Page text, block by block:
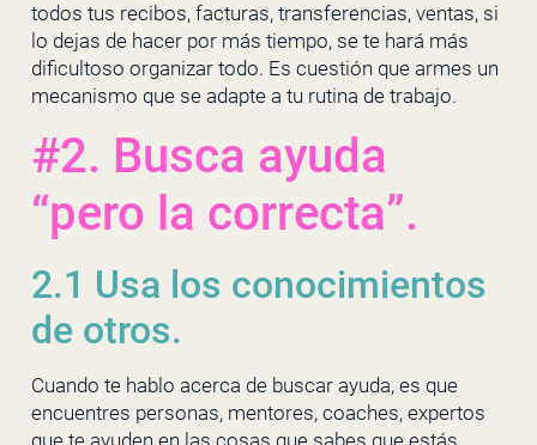
todos tus recibos, facturas, transferencias, ventas, si
lo dejas de hacer por más tiempo, se te hará más
dificultoso organizar todo. Es cuestión que armes un
mecanismo que se adapte a tu rutina de trabajo.
#2. Busca ayuda
“pero la correcta”.
2.1 Usa los conocimientos
de otros.
Cuando te hablo acerca de buscar ayuda, es que
encuentres personas, mentores, coaches, expertos
que te ayuden en las cosas que sabes que estás